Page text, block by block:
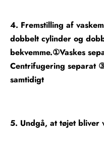
4. Fremstilling af
dobbelt cylinder og
bekvemme.①Vaskes
Centrifugering separat
samtidigt
5. Undgå, at tøjet bliver